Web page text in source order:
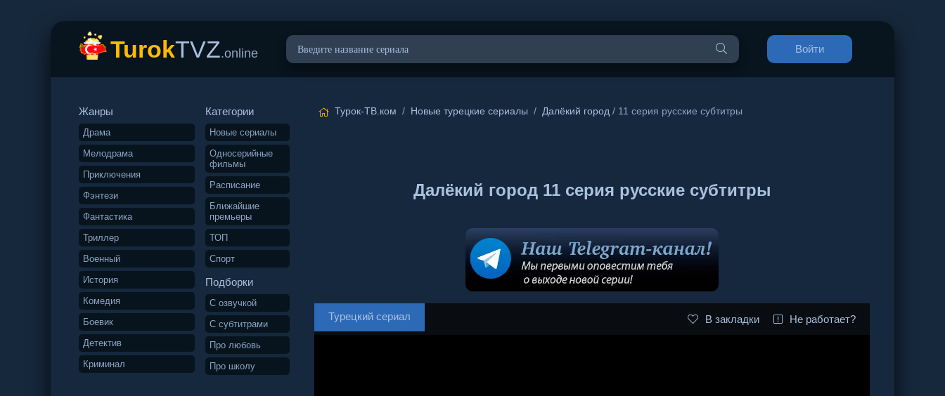
TurokTVZ.online Войти
Жанры
Драма
Мелодрама
Приключения
Фэнтези
Фантастика
Триллер
Военный
История
Комедия
Боевик
Детектив
Криминал
Категории
Новые сериалы
Односерийные
фильмы
Расписание
Ближайшие
премьеры
ТОП
Спорт
Подборки
С озвучкой
С субтитрами
Про любовь
Про школу
Турок-ТВ.ком / Новые турецкие сериалы / Далёкий город / 11 серия русские субтитры
Далёкий город 11 серия русские субтитры
Турецкий сериал В закладки Не работает?